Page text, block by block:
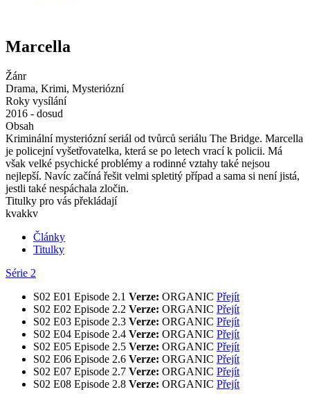
Marcella
Žánr
Drama, Krimi, Mysteriózní
Roky vysílání
2016 - dosud
Obsah
Kriminální mysteriózní seriál od tvůrců seriálu The Bridge. Marcella
je policejní vyšetřovatelka, která se po letech vrací k policii. Má
však velké psychické problémy a rodinné vztahy také nejsou
nejlepší. Navíc začíná řešit velmi spletitý případ a sama si není jistá,
jestli také nespáchala zločin.
Titulky pro vás překládají
kvakkv
Články
Titulky
Série 2
S02 E01 Episode 2.1 Verze: ORGANIC Přejít
S02 E02 Episode 2.2 Verze: ORGANIC Přejít
S02 E03 Episode 2.3 Verze: ORGANIC Přejít
S02 E04 Episode 2.4 Verze: ORGANIC Přejít
S02 E05 Episode 2.5 Verze: ORGANIC Přejít
S02 E06 Episode 2.6 Verze: ORGANIC Přejít
S02 E07 Episode 2.7 Verze: ORGANIC Přejít
S02 E08 Episode 2.8 Verze: ORGANIC Přejít